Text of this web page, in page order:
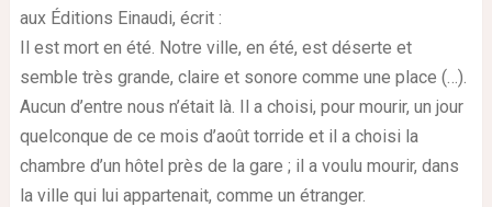
aux Éditions Einaudi, écrit :
Il est mort en été. Notre ville, en été, est déserte et
semble très grande, claire et sonore comme une place (…).
Aucun d’entre nous n’était là. Il a choisi, pour mourir, un jour
quelconque de ce mois d’août torride et il a choisi la
chambre d’un hôtel près de la gare ; il a voulu mourir, dans
la ville qui lui appartenait, comme un étranger.